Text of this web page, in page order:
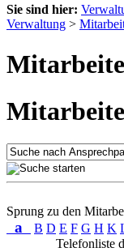
Sie sind hier:
Verwaltung >
Sprung zu den
a B D E F G H K
Telefonliste